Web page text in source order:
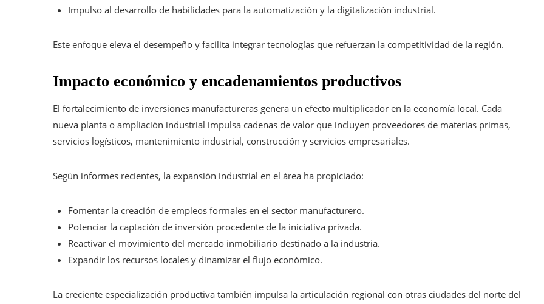
Impulso al desarrollo de habilidades para la automatización y la digitalización industrial.
Este enfoque eleva el desempeño y facilita integrar tecnologías que refuerzan la competitividad de la región.
Impacto económico y encadenamientos productivos
El fortalecimiento de inversiones manufactureras genera un efecto multiplicador en la economía local. Cada
nueva planta o ampliación industrial impulsa cadenas de valor que incluyen proveedores de materias primas,
servicios logísticos, mantenimiento industrial, construcción y servicios empresariales.
Según informes recientes, la expansión industrial en el área ha propiciado:
Fomentar la creación de empleos formales en el sector manufacturero.
Potenciar la captación de inversión procedente de la iniciativa privada.
Reactivar el movimiento del mercado inmobiliario destinado a la industria.
Expandir los recursos locales y dinamizar el flujo económico.
La creciente especialización productiva también impulsa la articulación regional con otras ciudades del norte del